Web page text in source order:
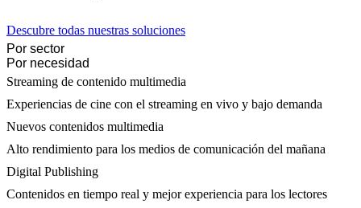
Descubre todas nuestras soluciones
Por sector
Por necesidad
Streaming de contenido multimedia
Experiencias de cine con el streaming en vivo y bajo demanda
Nuevos contenidos multimedia
Alto rendimiento para los medios de comunicación del mañana
Digital Publishing
Contenidos en tiempo real y mejor experiencia para los lectores